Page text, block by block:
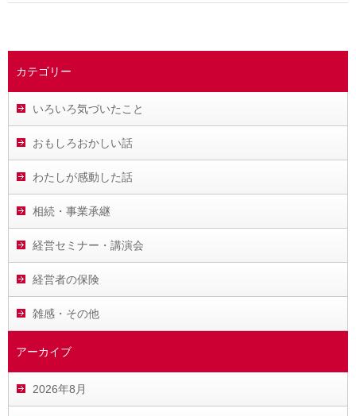
カテゴリー
いろいろ気づいたこと
おもしろおかしい話
わたしが感動した話
相続・事業承継
経営セミナー・講演会
経営者の保険
雑感・その他
アーカイブ
2026年8月